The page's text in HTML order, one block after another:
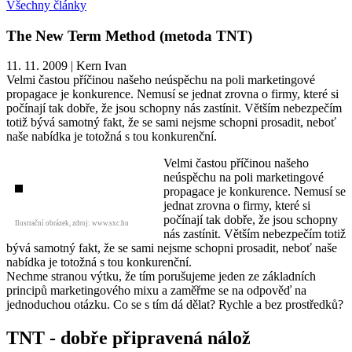
Všechny články
The New Term Method (metoda TNT)
11. 11. 2009 | Kern Ivan
Velmi častou příčinou našeho neúspěchu na poli marketingové
propagace je konkurence. Nemusí se jednat zrovna o firmy, které si
počínají tak dobře, že jsou schopny nás zastínit. Větším nebezpečím
totiž bývá samotný fakt, že se sami nejsme schopni prosadit, neboť
naše nabídka je totožná s tou konkurenční.
Ilustrační obrázek, zdroj: www.sxc.hu
Velmi častou příčinou našeho
neúspěchu na poli marketingové
propagace je konkurence. Nemusí se
jednat zrovna o firmy, které si
počínají tak dobře, že jsou schopny
nás zastínit. Větším nebezpečím totiž
bývá samotný fakt, že se sami nejsme schopni prosadit, neboť naše
nabídka je totožná s tou konkurenční.
Nechme stranou výtku, že tím porušujeme jeden ze základních
principů marketingového mixu a zaměřme se na odpověď na
jednoduchou otázku. Co se s tím dá dělat? Rychle a bez prostředků?
TNT - dobře připravená nálož